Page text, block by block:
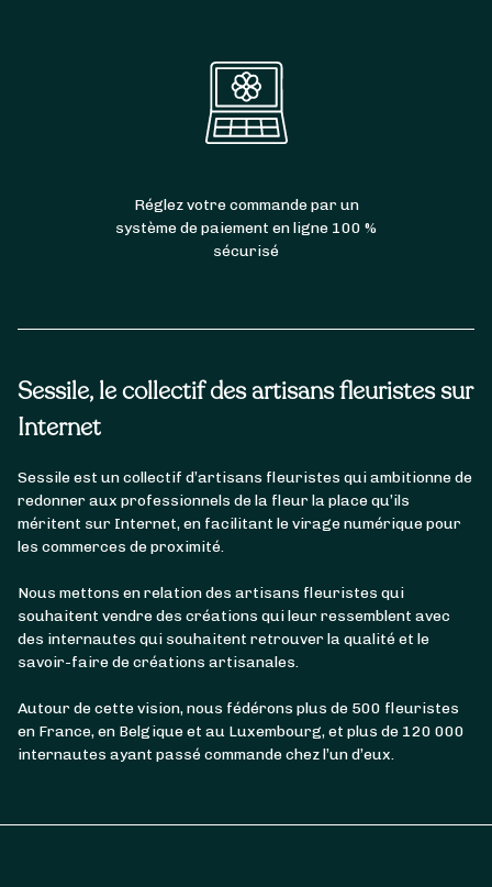
Sessile, le collectif des artisans fleuristes sur
Internet
Sessile est un collectif d’artisans fleuristes qui ambitionne de
redonner aux professionnels de la fleur la place qu’ils
méritent sur Internet, en facilitant le virage numérique pour
les commerces de proximité.
Nous mettons en relation des artisans fleuristes qui
souhaitent vendre des créations qui leur ressemblent avec
des internautes qui souhaitent retrouver la qualité et le
savoir-faire de créations artisanales.
Autour de cette vision, nous fédérons plus de 500 fleuristes
en France, en Belgique et au Luxembourg, et plus de 120 000
internautes ayant passé commande chez l’un d’eux.
Réglez votre commande par un
système de paiement en ligne 100 %
sécurisé